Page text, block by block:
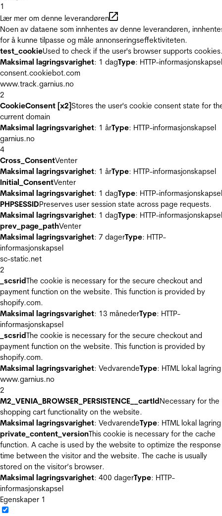
1
Lær mer om denne leverandøren
Noen av dataene som innhentes av denne leverandøren,
for å kunne tilpasse og måle annonseringseffektiviteten.
test_cookieUsed to check if the user's browser supports
Maksimal lagringsvarighet: 1 dagType: HTTP-informasjonskapsel
consent.cookiebot.com
www.track.garnius.no
2
CookieConsent [x2]Stores the user's cookie consent state for
current domain
Maksimal lagringsvarighet: 1 årType: HTTP-informasjonskapsel
garnius.no
4
Cross_ConsentVenter
Maksimal lagringsvarighet: 1 årType: HTTP-informasjonskapsel
Initial_ConsentVenter
Maksimal lagringsvarighet: 1 dagType: HTTP-informasjonskapsel
PHPSESSIDPreserves user session state across page requests.
Maksimal lagringsvarighet: 1 dagType: HTTP-informasjonskapsel
prev_page_pathVenter
Maksimal lagringsvarighet: 7 dagerType: HTTP-
informasjonskapsel
sc-static.net
2
_scsridThe cookie is necessary for the secure checkout and
payment function on the website. This function is provided by
shopify.com.
Maksimal lagringsvarighet: 13 månederType: HTTP-
informasjonskapsel
_scsridThe cookie is necessary for the secure checkout and
payment function on the website. This function is provided by
shopify.com.
Maksimal lagringsvarighet: VedvarendeType: HTML lokal lagring
www.garnius.no
2
M2_VENIA_BROWSER_PERSISTENCE__cartIdNecessary for the
shopping cart functionality on the website.
Maksimal lagringsvarighet: VedvarendeType: HTML lokal lagring
private_content_versionThis cookie is necessary for the cache
function. A cache is used by the website to optimize the response
time between the visitor and the website. The cache is usually
stored on the visitor’s browser.
Maksimal lagringsvarighet: 400 dagerType: HTTP-
informasjonskapsel
Egenskaper 1